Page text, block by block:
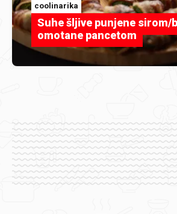
coolinarika
Suhe šljive punjene sirom/
omotane pancetom